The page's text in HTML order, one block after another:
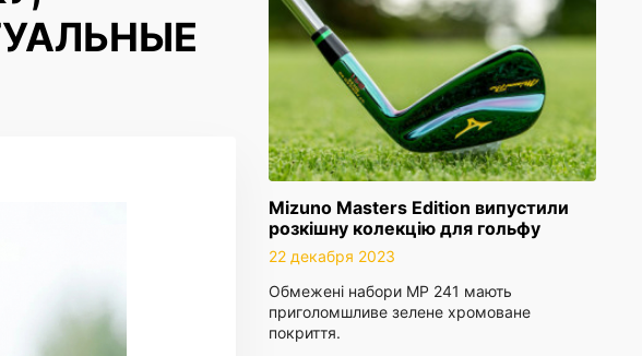
Mizuno Masters Edition випустили
розкішну колекцію для гольфу
22 декабря 2023
Обмежені набори MP 241 мають
приголомшливе зелене хромоване
покриття.